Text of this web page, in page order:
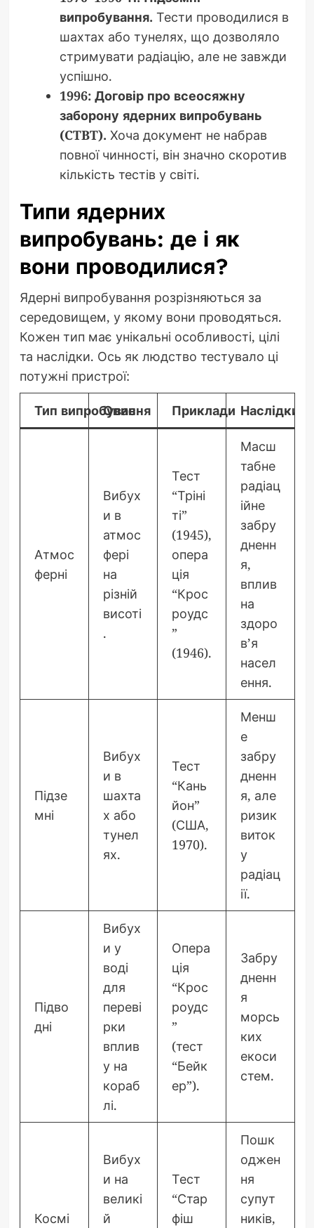
випробування. Тести проводилися в
шахтах або тунелях, що дозволяло
стримувати радіацію, але не завжди
успішно.
1996: Договір про всеосяжну
заборону ядерних випробувань
(CTBT). Хоча документ не набрав
повної чинності, він значно скоротив
кількість тестів у світі.
Типи ядерних
випробувань: де і як
вони проводилися?
Ядерні випробування розрізняються за
середовищем, у якому вони проводяться.
Кожен тип має унікальні особливості, цілі
та наслідки. Ось як людство тестувало ці
потужні пристрої:
Тип випробування
Опис Приклади Наслідки
Атмос
ферні
Вибух
и в
атмос
фері
на
різній
висоті
.
Тест
“Тріні
ті”
(1945),
опера
ція
“Крос
роудс
”
(1946).
Масш
табне
радіац
ійне
забру
дненн
я,
вплив
на
здоро
в’я
насел
ення.
Підзе
мні
Вибух
и в
шахта
х або
тунел
ях.
Тест
“Кань
йон”
(США,
1970).
Менш
е
забру
дненн
я, але
ризик
виток
у
радіац
ії.
Підво
дні
Вибух
и у
воді
для
переві
рки
вплив
у на
кораб
лі.
Опера
ція
“Крос
роудс
”
(тест
“Бейк
ер”).
Забру
дненн
я
морсь
ких
екоси
стем.
Космі
Вибух
и на
великі
й
Тест
“Стар
фіш
Пошк
оджен
ня
супут
ників,